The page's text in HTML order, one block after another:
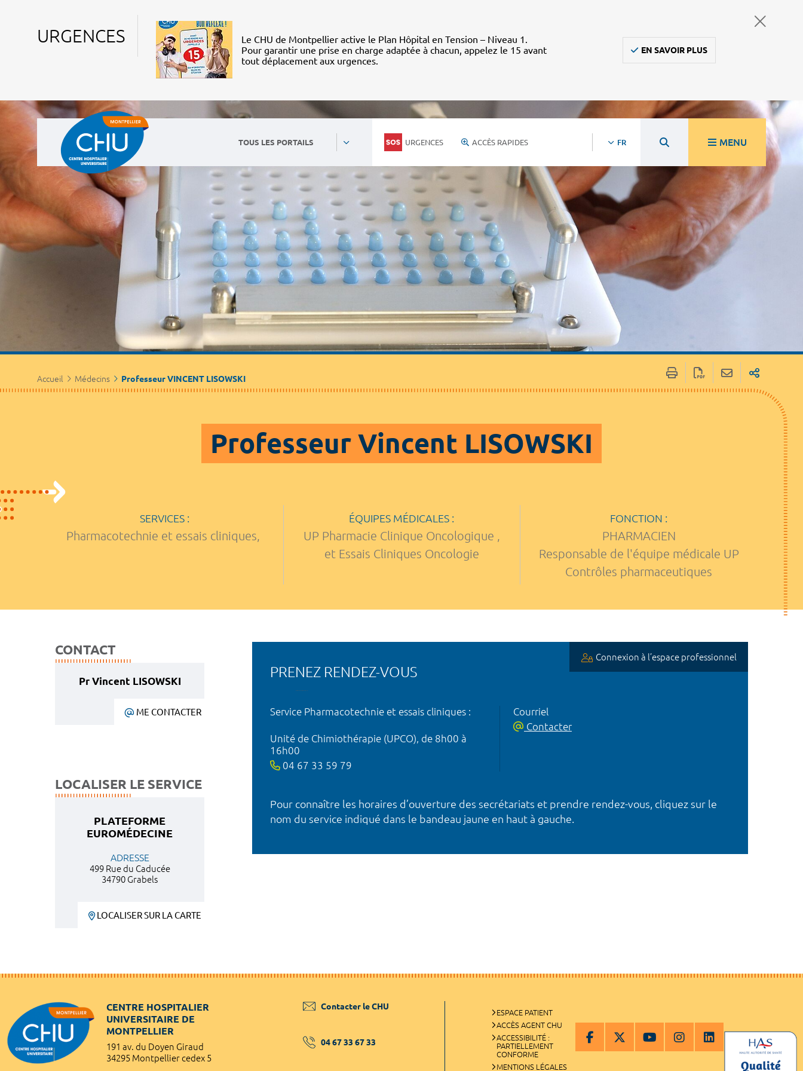
URGENCES
Le CHU de Montpellier active le Plan Hôpital en Tension – Niveau 1.
Pour garantir une prise en charge adaptée à chacun, appelez le 15 avant
tout déplacement aux urgences.
EN SAVOIR PLUS
TOUS LES PORTAILS URGENCES ACCÈS RAPIDES FR MENU
Accueil Médecins Professeur VINCENT LISOWSKI
Professeur Vincent LISOWSKI
SERVICES :
Pharmacotechnie et essais cliniques,
ÉQUIPES MÉDICALES :
UP Pharmacie Clinique Oncologique ,
et Essais Cliniques Oncologie
FONCTION :
PHARMACIEN
Responsable de l'équipe médicale UP
Contrôles pharmaceutiques
CONTACT
Pr Vincent LISOWSKI
ME CONTACTER
LOCALISER LE SERVICE
PLATEFORME
EUROMÉDECINE
ADRESSE
499 Rue du Caducée
34790 Grabels
LOCALISER SUR LA CARTE
PRENEZ RENDEZ-VOUS
Connexion à l’espace professionnel
Service Pharmacotechnie et essais cliniques :
Unité de Chimiothérapie (UPCO), de 8h00 à
16h00
04 67 33 59 79
Courriel
Contacter
Pour connaître les horaires d’ouverture des secrétariats et prendre rendez-vous, cliquez sur le
nom du service indiqué dans le bandeau jaune en haut à gauche.
CENTRE HOSPITALIER
UNIVERSITAIRE DE
MONTPELLIER
191 av. du Doyen Giraud
34295 Montpellier cedex 5
Contacter le CHU
04 67 33 67 33
ESPACE PATIENT
ACCÈS AGENT CHU
ACCESSIBILITÉ :
PARTIELLEMENT
CONFORME
MENTIONS LÉGALES